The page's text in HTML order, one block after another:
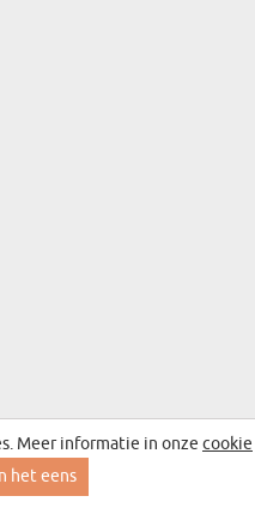
Meer informatie in onze cookie
het eens